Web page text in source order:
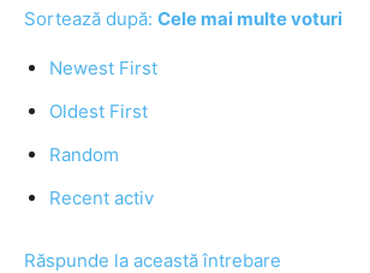
Sortează după: Cele mai multe voturi
Newest First
Oldest First
Random
Recent activ
Răspunde la această întrebare